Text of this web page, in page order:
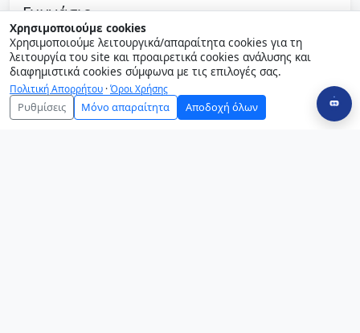
Γυμνάσιο
Αυτονομία, κριτική σκέψη, συνεργασία και καινοτομία.
Περισσότερα για το Γυμνάσιο
Χρησιμοποιούμε cookies
Χρησιμοποιούμε λειτουργικά/απαραίτητα cookies για τη
λειτουργία του site και προαιρετικά cookies ανάλυσης και
διαφημιστικά cookies σύμφωνα με τις επιλογές σας.
Πολιτική Απορρήτου ·Όροι Χρήσης
Ρυθμίσεις Μόνο απαραίτητα Αποδοχή όλων